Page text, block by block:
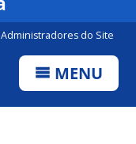
Administradores do Site
MENU